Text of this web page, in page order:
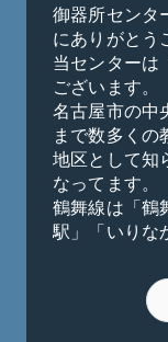
御器所センタ
にありがとう
当センターは
ございます。
名古屋市の中
まで数多くの
地区として知
なってます。
鶴舞線は「鶴
駅」「いりな
名城線は「
を主な活動
昭和区のほ